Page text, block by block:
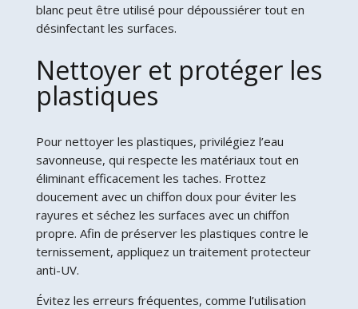
blanc peut être utilisé pour dépoussiérer tout en
désinfectant les surfaces.
Nettoyer et protéger les
plastiques
Pour nettoyer les plastiques, privilégiez l’eau
savonneuse, qui respecte les matériaux tout en
éliminant efficacement les taches. Frottez
doucement avec un chiffon doux pour éviter les
rayures et séchez les surfaces avec un chiffon
propre. Afin de préserver les plastiques contre le
ternissement, appliquez un traitement protecteur
anti-UV.
Évitez les erreurs fréquentes, comme l’utilisation